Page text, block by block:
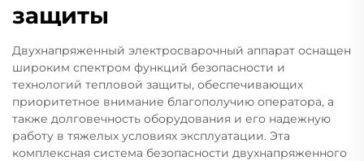
защиты
Двухнапряженный электросварочный аппарат оснащен
широким спектром функций безопасности и
технологий тепловой защиты, обеспечивающих
приоритетное внимание благополучию оператора, а
также долговечность оборудования и его надежную
работу в тяжелых условиях эксплуатации. Эта
комплексная система безопасности двухнапряженного